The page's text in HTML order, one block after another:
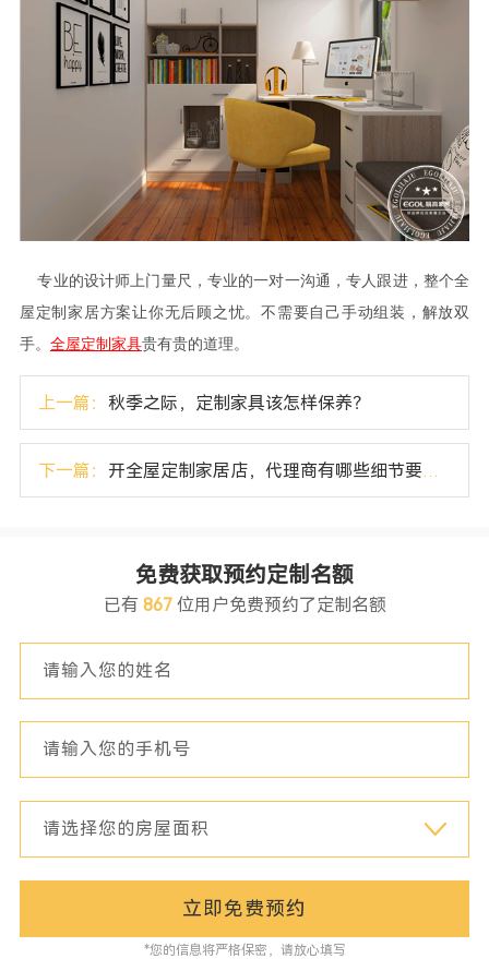
专业的设计师上门量尺，专业的一对一沟通，专人跟进，整个全
屋定制家居方案让你无后顾之忧。不需要自己手动组装，解放双
手。 全屋定制家具贵有贵的道理。
上一篇：秋季之际，定制家具该怎样保养？
下一篇：开全屋定制家居店，代理商有哪些细节要注意？
免费获取预约定制名额
已有 867位用户免费预约了定制名额
立即免费预约
*您的信息将严格保密，请放心填写